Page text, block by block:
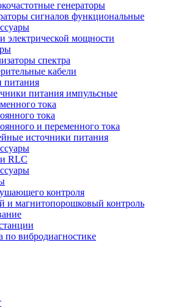
генераторы
сигналов функциональные
электрической мощности
спектра
кабели
питания
питания импульсные
тока
тока
и переменного тока
источники питания
RLC
контроля
и магнитопорошковый контроль
по вибродиагностике